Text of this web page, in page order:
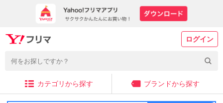
ログイン
カテゴリから探す ブランドから探す